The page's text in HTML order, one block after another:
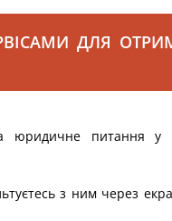
ДЛЯ
юридичне питання
з ним через